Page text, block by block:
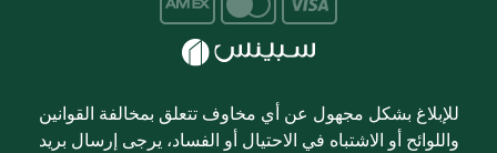
للإبلاغ بشكل مجهول عن أي مخاوف تتعلق بمخالفة القوانين
واللوائح أو الاشتباه في الاحتيال أو الفساد، يرجى إرسال بريد